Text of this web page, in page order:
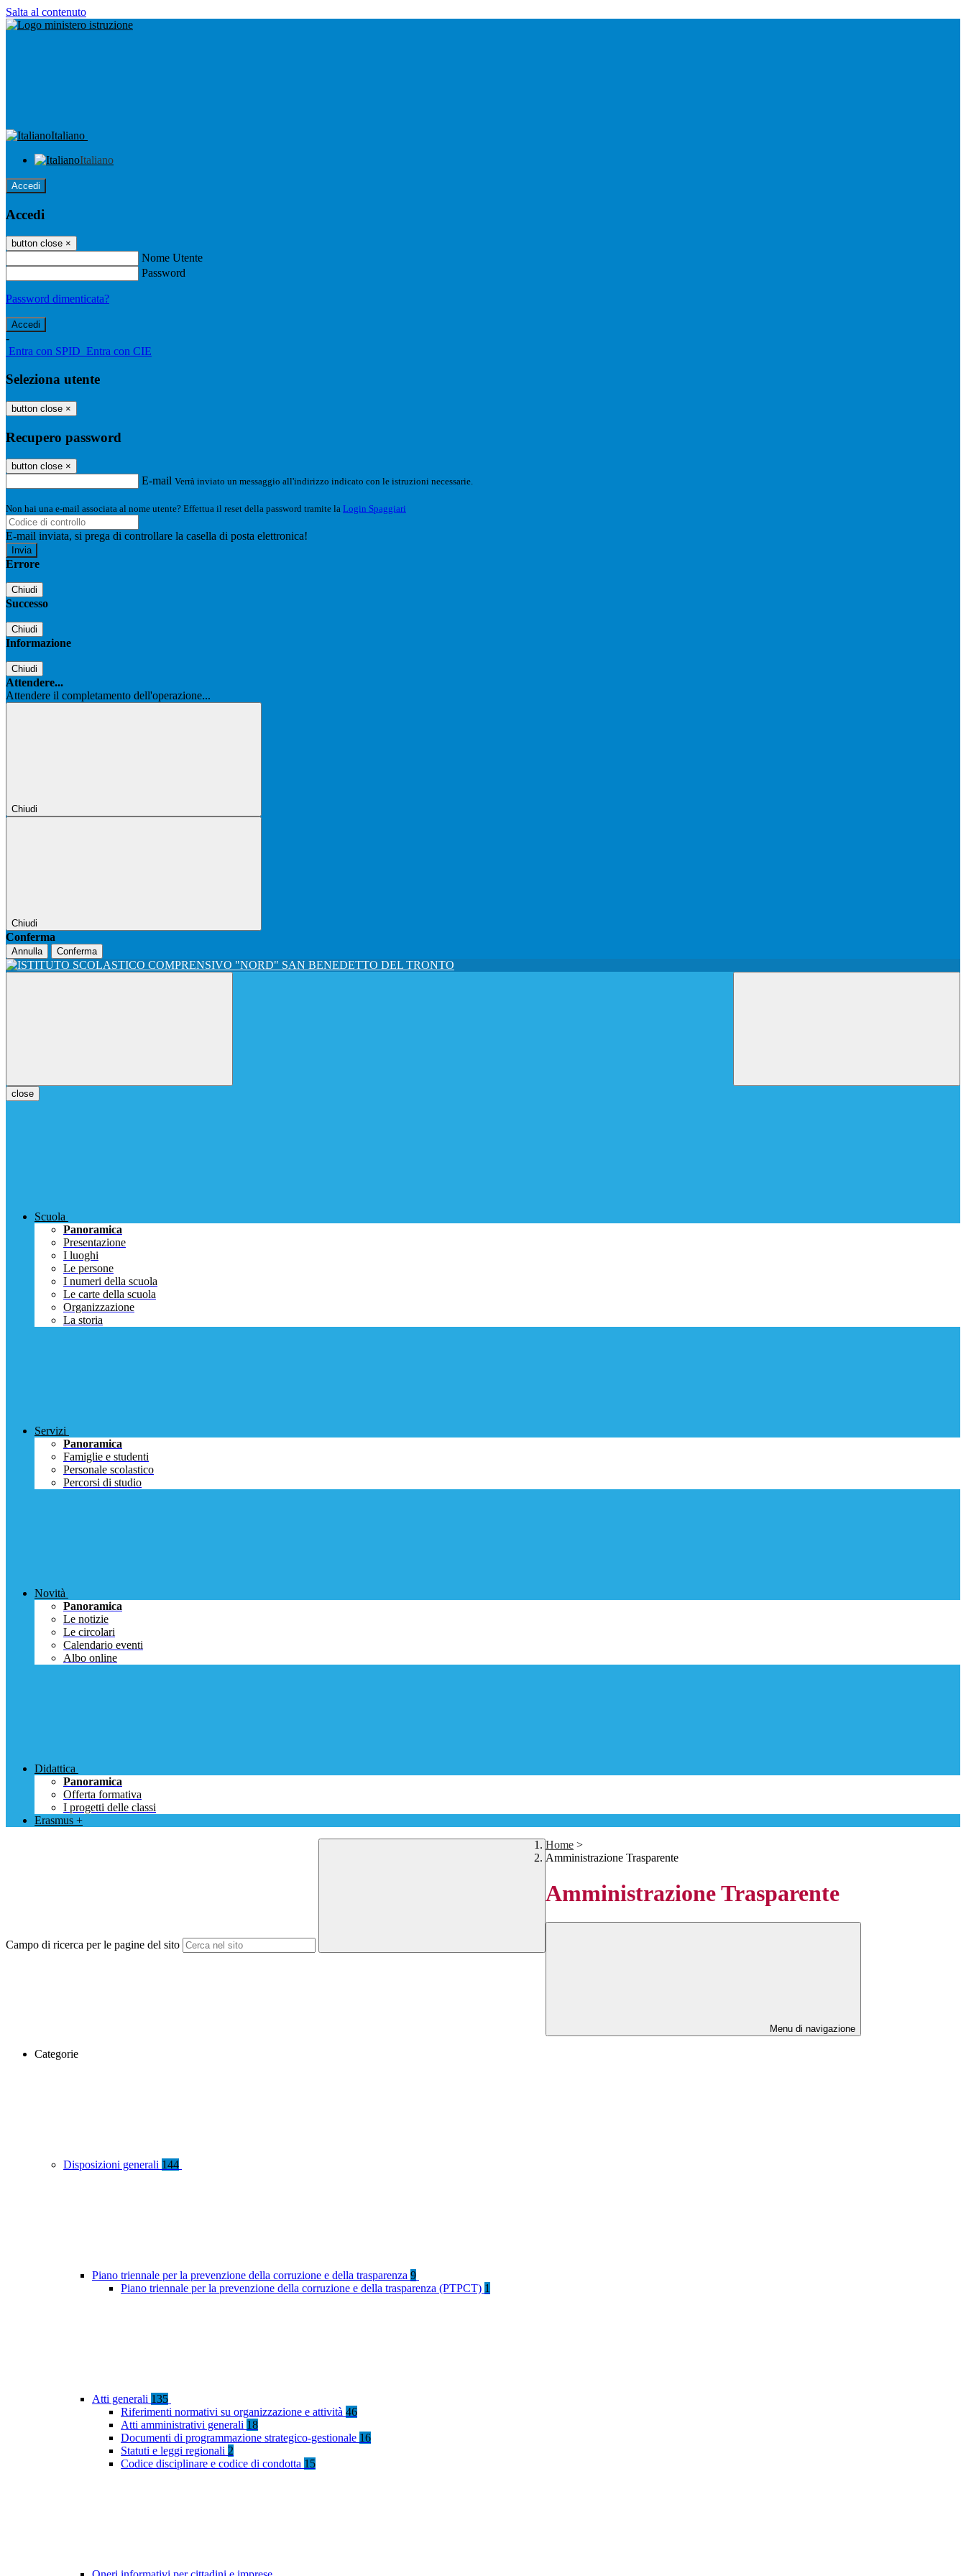
Salta al contenuto
Italiano
Italiano
Accedi
Accedi
button close ×
Nome Utente
Password
Password dimenticata?
-
Entra con SPID Entra con CIE
Seleziona utente
button close ×
Recupero password
button close ×
E-mail Verrà inviato un messaggio all'indirizzo indicato con le istruzioni necessarie.
Non hai una e-mail associata al nome utente? Effettua il reset della password tramite la Login Spaggiari
E-mail inviata, si prega di controllare la casella di posta elettronica!
Errore
Chiudi
Successo
Chiudi
Informazione
Chiudi
Attendere...
Attendere il completamento dell'operazione...
Chiudi
Chiudi
Conferma
Annulla Conferma
close
Scuola
Panoramica
Presentazione
I luoghi
Le persone
I numeri della scuola
Le carte della scuola
Organizzazione
La storia
Servizi
Panoramica
Famiglie e studenti
Personale scolastico
Percorsi di studio
Novità
Panoramica
Le notizie
Le circolari
Calendario eventi
Albo online
Didattica
Panoramica
Offerta formativa
I progetti delle classi
Erasmus +
Campo di ricerca per le pagine del sito
Home >
Amministrazione Trasparente
Amministrazione Trasparente
Menu di navigazione
Categorie
Disposizioni generali 144
Piano triennale per la prevenzione della corruzione e della trasparenza 9
Piano triennale per la prevenzione della corruzione e della trasparenza (PTPCT) 1
Atti generali 135
Riferimenti normativi su organizzazione e attività 46
Atti amministrativi generali 18
Documenti di programmazione strategico-gestionale 16
Statuti e leggi regionali 2
Codice disciplinare e codice di condotta 15